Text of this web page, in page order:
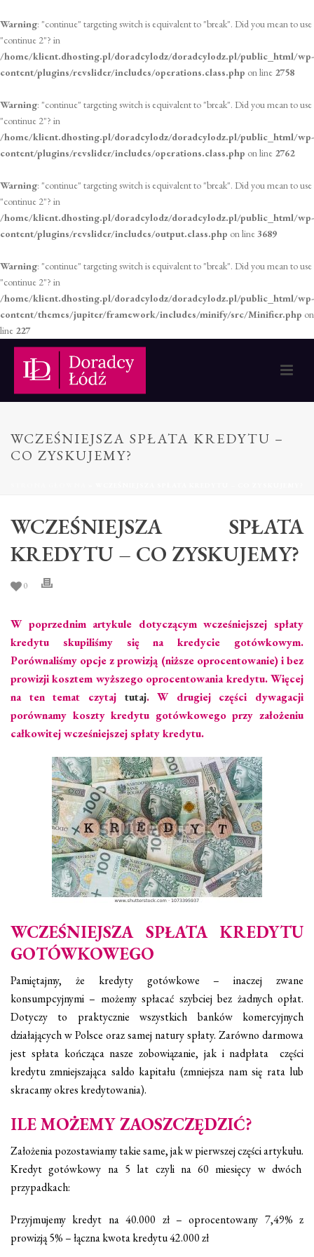
Warning: "continue" targeting switch is equivalent to "break". Did you mean to use
"continue 2"? in
/home/klient.dhosting.pl/doradcylodz/doradcylodz.pl/public_html/wp-
content/plugins/revslider/includes/operations.class.php on line 2758
Warning: "continue" targeting switch is equivalent to "break". Did you mean to use
"continue 2"? in
/home/klient.dhosting.pl/doradcylodz/doradcylodz.pl/public_html/wp-
content/plugins/revslider/includes/operations.class.php on line 2762
Warning: "continue" targeting switch is equivalent to "break". Did you mean to use
"continue 2"? in
/home/klient.dhosting.pl/doradcylodz/doradcylodz.pl/public_html/wp-
content/plugins/revslider/includes/output.class.php on line3689
Warning: "continue" targeting switch is equivalent to "break". Did you mean to use
"continue 2"? in
/home/klient.dhosting.pl/doradcylodz/doradcylodz.pl/public_html/wp-
content/themes/jupiter/framework/includes/minify/src/Minifier.php on
line 227
WCZEŚNIEJSZA SPŁATA KREDYTU –
CO ZYSKUJEMY?
WCZEŚNIEJSZA SPŁATA
KREDYTU – CO ZYSKUJEMY?
0
W poprzednim artykule dotyczącym wcześniejszej spłaty
kredytu skupiliśmy się na kredycie gotówkowym.
Porównaliśmy opcje z prowizją (niższe oprocentowanie) i bez
prowizji kosztem wyższego oprocentowania kredytu. Więcej
na ten temat czytaj tutaj. W drugiej części dywagacji
porównamy koszty kredytu gotówkowego przy założeniu
całkowitej wcześniejszej spłaty kredytu.
WCZEŚNIEJSZA SPŁATA KREDYTU
GOTÓWKOWEGO
Pamiętajmy, że kredyty gotówkowe – inaczej zwane
konsumpcyjnymi – możemy spłacać szybciej bez żadnych opłat.
Dotyczy to praktycznie wszystkich banków komercyjnych
działających w Polsce oraz samej natury spłaty. Zarówno darmowa
jest spłata kończąca nasze zobowiązanie, jak i nadpłata części
kredytu zmniejszająca saldo kapitału (zmniejsza nam się rata lub
skracamy okres kredytowania).
ILE MOŻEMY ZAOSZCZĘDZIĆ?
Założenia pozostawiamy takie same, jak w pierwszej części artykułu.
Kredyt gotówkowy na 5 lat czyli na 60 miesięcy w dwóch
przypadkach:
Przyjmujemy kredyt na 40.000 zł – oprocentowany 7,49% z
prowizją 5% – łączna kwota kredytu 42.000 zł